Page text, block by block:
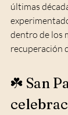
últimas
dentro de los
recuperación
☘️ San